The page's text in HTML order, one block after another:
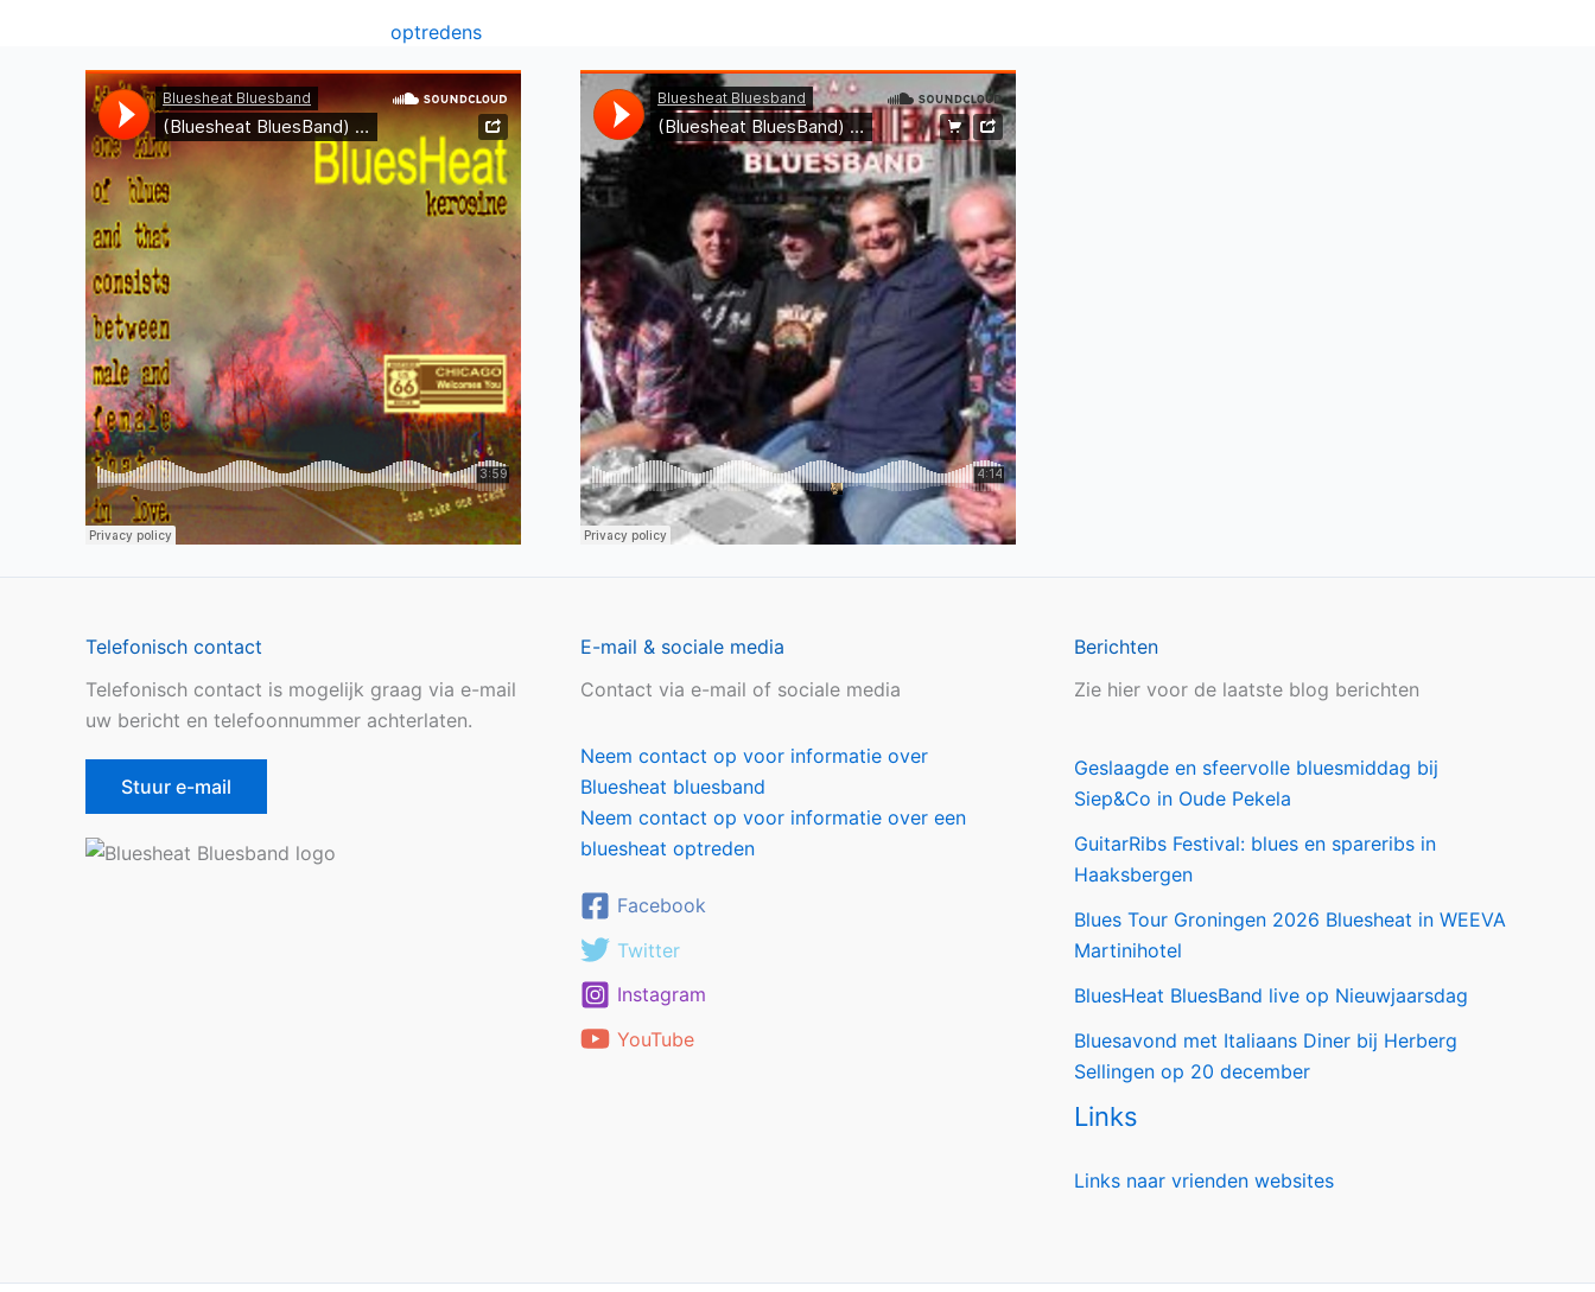
optredens
Telefonisch contact
Telefonisch contact is mogelijk graag via e-mail
uw bericht en telefoonnummer achterlaten.
Stuur e-mail
E-mail & sociale media
Contact via e-mail of sociale media
Neem contact op voor informatie over
Bluesheat bluesband
Neem contact op voor informatie over een
bluesheat optreden
Facebook
Twitter
Instagram
YouTube
Berichten
Zie hier voor de laatste blog berichten
Geslaagde en sfeervolle bluesmiddag bij
Siep&Co in Oude Pekela
GuitarRibs Festival: blues en spareribs in
Haaksbergen
Blues Tour Groningen 2026 Bluesheat in WEEVA
Martinihotel
BluesHeat BluesBand live op Nieuwjaarsdag
Bluesavond met Italiaans Diner bij Herberg
Sellingen op 20 december
Links
Links naar vrienden websites